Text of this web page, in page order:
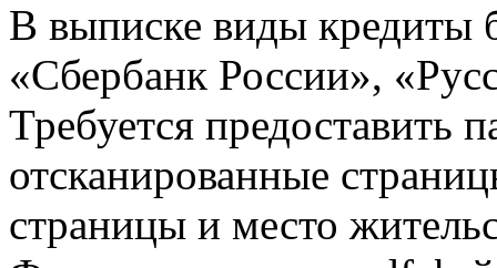
В выписке виды кредиты
«Сбербанк России»,
Требуется предоставить
отсканированные
страницы и место